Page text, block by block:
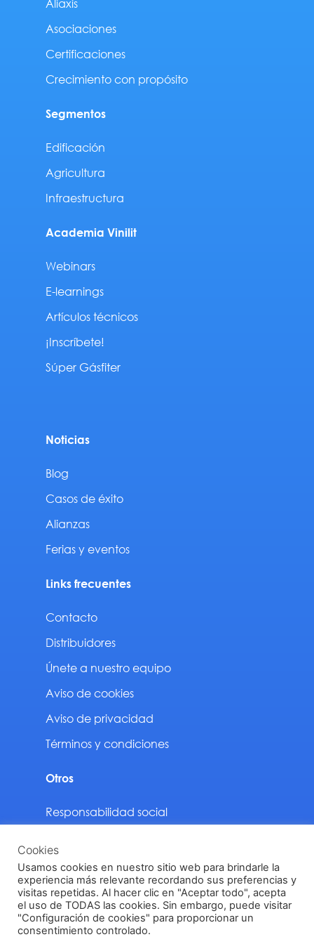
Aliaxis
Asociaciones
Certificaciones
Crecimiento con propósito
Segmentos
Edificación
Agricultura
Infraestructura
Academia Vinilit
Webinars
E-learnings
Artículos técnicos
¡Inscríbete!
Súper Gásfiter
Noticias
Blog
Casos de éxito
Alianzas
Ferias y eventos
Links frecuentes
Contacto
Distribuidores
Únete a nuestro equipo
Aviso de cookies
Aviso de privacidad
Términos y condiciones
Otros
Responsabilidad social
Descargas
Vinilit Todos los derechos reservados © 2024
Cookies
Usamos cookies en nuestro sitio web para brindarle la
experiencia más relevante recordando sus preferencias y
visitas repetidas. Al hacer clic en "Aceptar todo", acepta
el uso de TODAS las cookies. Sin embargo, puede visitar
"Configuración de cookies" para proporcionar un
consentimiento controlado.